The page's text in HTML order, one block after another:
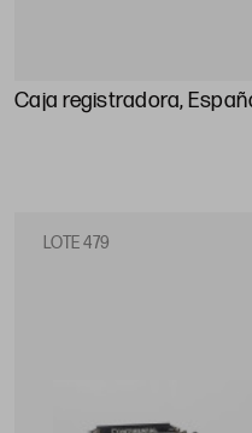
Caja registradora,
LOTE 479